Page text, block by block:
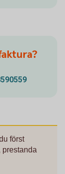
först
prestanda